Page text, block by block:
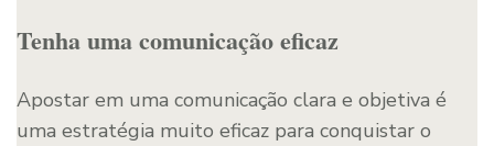
Tenha uma comunicação eficaz
Apostar em uma comunicação clara e objetiva é
uma estratégia muito eficaz para conquistar o